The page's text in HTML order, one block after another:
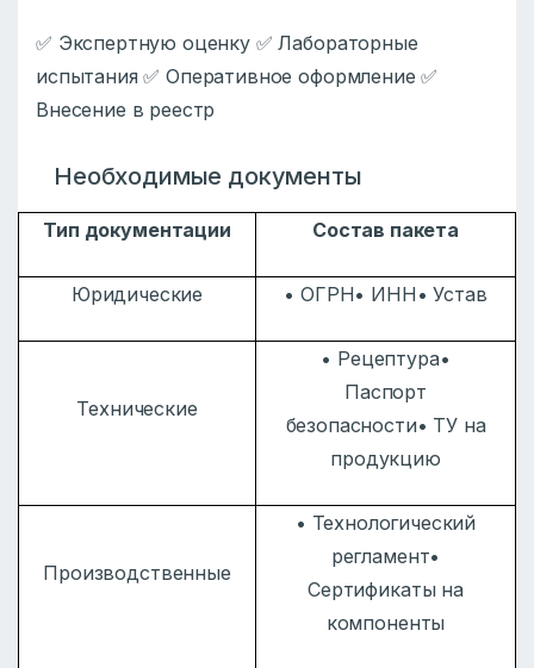
✅ Экспертную оценку ✅ Лабораторные
испытания ✅ Оперативное оформление ✅
Внесение в реестр
Необходимые документы
Тип документации Состав пакета
Юридические • ОГРН• ИНН• Устав
Технические
• Рецептура•
Паспорт
безопасности• ТУ на
продукцию
Производственные
• Технологический
регламент•
Сертификаты на
компоненты